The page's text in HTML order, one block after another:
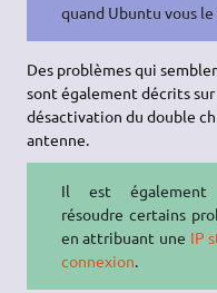
quand Ubuntu vous le
Des problèmes qui
sont également décrits
désactivation du double
antenne.
Il est également
résoudre certains
en attribuant une IP
connexion.